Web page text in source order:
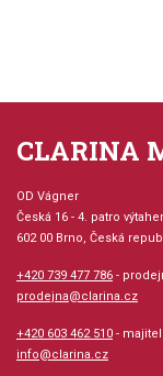
Bydlo
Samuel Goldenberg
Catacombs - The
Catacombs - Among
The Witch's Hut: Baba
The Great Gate of Kiev
CLARINA
OD Vágner
Česká 16 - 4. patro
602 00 Brno, Česká
+420 739 477 786 -
prodejna@clarina.cz
+420 603 462 510 -
info@clarina.cz